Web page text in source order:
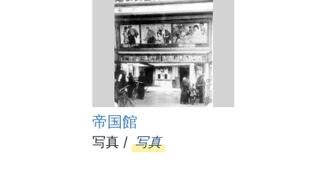
帝国館
写真 / 写真